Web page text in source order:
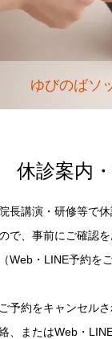
ゆびのばソ
休診案内
院長講演・研修等で
で、事前にご確認を
（Web・LINE予約を
ご予約をキャンセル
、またはWeb・